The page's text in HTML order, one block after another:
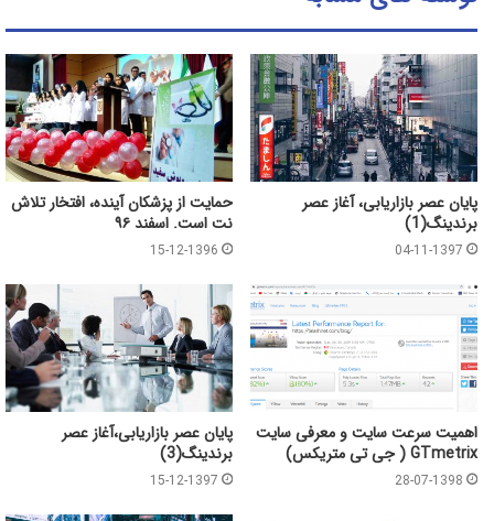
پایان عصر بازاریابی، آغاز عصر
برندینگ(1)
04-11-1397
حمایت از پزشکان آینده، افتخار تلاش
نت است. اسفند ۹۶
15-12-1396
اهمیت سرعت سایت و معرفی سایت
GTmetrix ( جی تی متریکس)
28-07-1398
پایان عصر بازاریابی،آغاز عصر
برندینگ(3)
15-12-1397